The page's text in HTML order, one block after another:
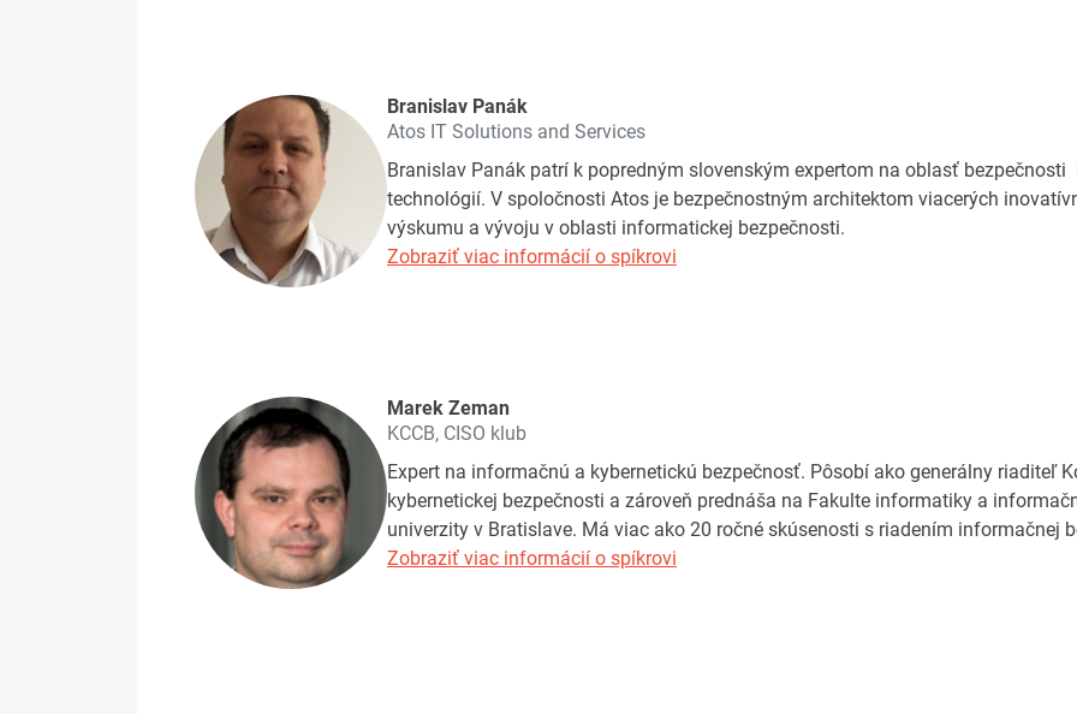
Branislav Panák
Atos IT Solutions and Services
Branislav Panák patrí k popredným slovenským expertom na oblasť
technológií. V spoločnosti Atos je bezpečnostným architektom viacerých
výskumu a vývoju v oblasti informatickej bezpečnosti.
Zobraziť viac informácií o spíkrovi
Marek Zeman
KCCB, CISO klub
Expert na informačnú a kybernetickú bezpečnosť. Pôsobí ako generálny riaditeľ
kybernetickej bezpečnosti a zároveň prednáša na Fakulte informatiky a
univerzity v Bratislave. Má viac ako 20 ročné skúsenosti s riadením informačnej
Zobraziť viac informácií o spíkrovi